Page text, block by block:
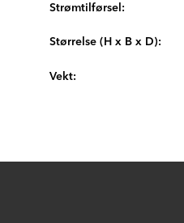
Strømtilførsel:
Størrelse (H x B x D):
Vekt: